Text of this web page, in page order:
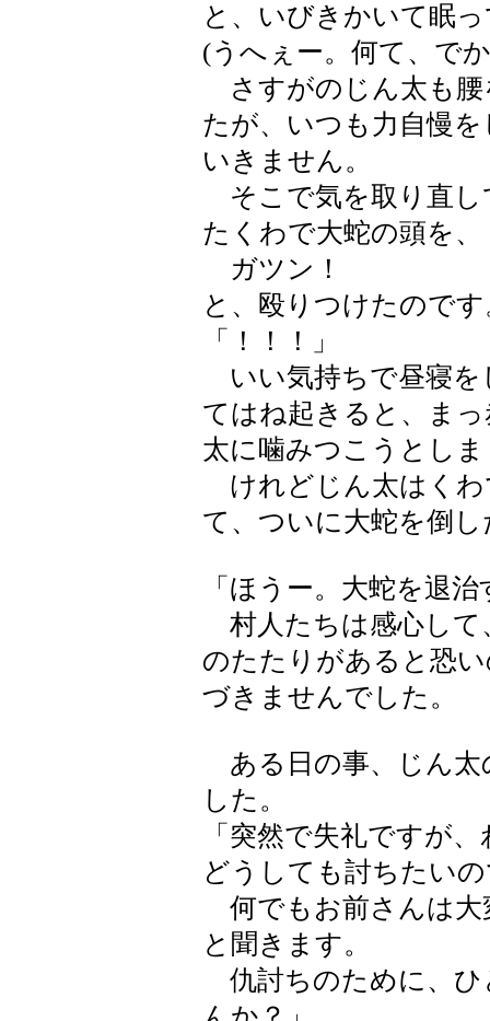
と、いびきかいて眠
(うへぇー。何て、で
さすがのじん太も腰
たが、いつも力自慢
いきません。
そこで気を取り直し
たくわで大蛇の頭を、
ガツン！
と、殴りつけたのです
「！！！」
いい気持ちで昼寝を
てはね起きると、ま
太に噛みつこうとし
けれどじん太はくわ
て、ついに大蛇を倒
「ほうー。大蛇を退
村人たちは感心して
のたたりがあると恐
づきませんでした。
ある日の事、じん太
した。
「突然で失礼ですが
どうしても討ちたい
何でもお前さんは大
と聞きます。
仇討ちのために、ひ